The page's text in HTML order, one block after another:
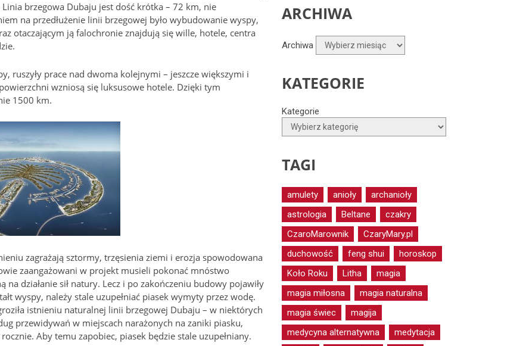
brzegowa Dubaju jest dość krótka – 72 km, nie
na przedłużenie linii brzegowej było wybudowanie wyspy,
otaczającym ją falochronie znajdują się wille, hotele, centra
ruszyły prace nad dwoma kolejnymi – jeszcze większymi i
wzniosą się luksusowe hotele. Dzięki tym
1500 km.
zagrażają sztormy, trzęsienia ziemi i erozja spowodowana
zaangażowani w projekt musieli pokonać mnóstwo
działanie sił natury. Lecz i po zakończeniu budowy pojawiły
wyspy, należy stale uzupełniać piasek wymyty przez wodę.
istnieniu naturalnej linii brzegowej Dubaju – w niektórych
przewidywań w miejscach narażonych na zaniki piasku,
Aby temu zapobiec, piasek będzie stale uzupełniany.
ARCHIWA
Archiwa
KATEGORIE
Kategorie
TAGI
amulety anioły
archanioły
astrologia
Beltane
czakry
CzaroMarownik
CzaryMary.pl
duchowość
feng shui
horoskop
Koło Roku
Litha
magia
magia miłosna
magia naturalna
magia świec
magija
medycyna alternatywna
medytacja